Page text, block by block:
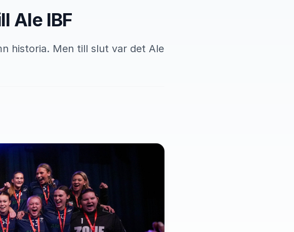
Ale IBF
historia. Men till slut var det Ale